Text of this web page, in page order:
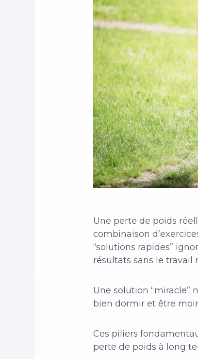
Une perte de poids
combinaison
“solutions rapides”
résultats sans le travail
Une solution “miracle”
bien dormir et être
Ces piliers
perte de poids à long